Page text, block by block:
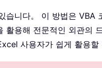
니다。 이 방법은 VBA
활용해 전문적인 외관의
사용자가 쉽게 활용할